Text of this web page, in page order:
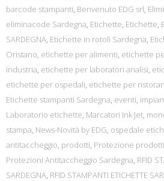
barcode stampanti, Benvenuto EDG srl,
eliminacode Sardegna, Etichette, Etichette,
SARDEGNA, Etichette in rotoli Sardegna,
Oristano, etichette per alimenti, etichette
industria, etichette per laboratori analisi,
etichette per ospedali, etichette per
Etichette stampanti Sardegna, eventi,
Laboratorio etichette, Marcatori Ink Jet,
stampa, News-Novità by EDG, ospedale
antitaccheggio, prodotti, Protezione
Protezioni Antitaccheggio Sardegna, RFID
SARDEGNA, RFID STAMPANTI ETICHETTE